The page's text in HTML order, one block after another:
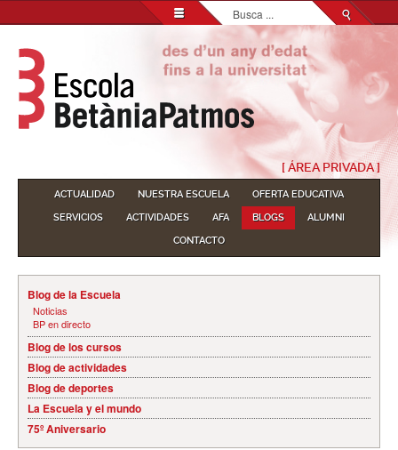
Buscar...
[ ÁREA PRIVADA ]
ACTUALIDAD NUESTRA ESCUELA
OFERTA EDUCATIVA
SERVICIOS
ACTIVIDADES AFA BLOGS
ALUMNI
CONTACTO
Blog de la Escuela
Noticias
BP en directo
Blog de los cursos
Blog de actividades
Blog de deportes
La Escuela y el mundo
75º Aniversario